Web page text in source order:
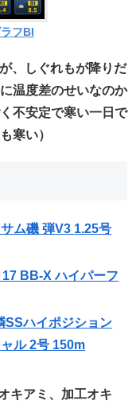
フBI
、しぐれもが降りだ
温度差のせいなのか
不安定で寒い一日で
寒い）
ム磯 弾V3 1.25号
17 BB-X ハイパーフ
SSハイポジション
ル 2号 150m
キアミ、加工オキ